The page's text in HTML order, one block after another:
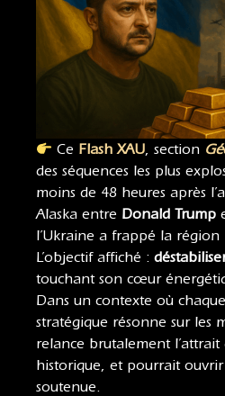
Ce Flash XAU, section
des séquences les plus
moins de 48 heures après
Alaska entre Donald Trump
l’Ukraine a frappé la région
L’objectif affiché :
touchant son cœur
Dans un contexte où
stratégique résonne sur les
relance brutalement l’attrait
historique, et pourrait ouvrir
soutenue.